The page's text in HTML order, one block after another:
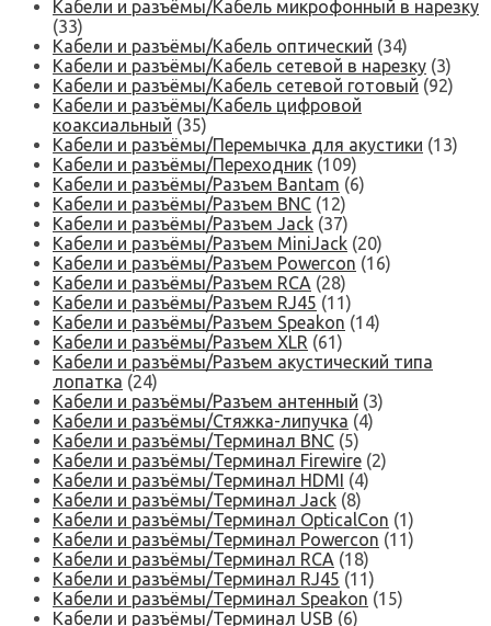
Кабели и разъёмы/Кабель микрофонный в нарезку
(33)
Кабели и разъёмы/Кабель оптический (34)
Кабели и разъёмы/Кабель сетевой в нарезку (3)
Кабели и разъёмы/Кабель сетевой готовый (92)
Кабели и разъёмы/Кабель цифровой
коаксиальный (35)
Кабели и разъёмы/Перемычка для акустики (13)
Кабели и разъёмы/Переходник (109)
Кабели и разъёмы/Разъем Bantam (6)
Кабели и разъёмы/Разъем BNC (12)
Кабели и разъёмы/Разъем Jack (37)
Кабели и разъёмы/Разъем MiniJack (20)
Кабели и разъёмы/Разъем Powercon (16)
Кабели и разъёмы/Разъем RCA (28)
Кабели и разъёмы/Разъем RJ45 (11)
Кабели и разъёмы/Разъем Speakon (14)
Кабели и разъёмы/Разъем XLR (61)
Кабели и разъёмы/Разъем акустический типа
лопатка (24)
Кабели и разъёмы/Разъем антенный (3)
Кабели и разъёмы/Стяжка-липучка (4)
Кабели и разъёмы/Терминал BNC (5)
Кабели и разъёмы/Терминал Firewire (2)
Кабели и разъёмы/Терминал HDMI (4)
Кабели и разъёмы/Терминал Jack (8)
Кабели и разъёмы/Терминал OpticalCon (1)
Кабели и разъёмы/Терминал Powercon (11)
Кабели и разъёмы/Терминал RCA (18)
Кабели и разъёмы/Терминал RJ45 (11)
Кабели и разъёмы/Терминал Speakon (15)
Кабели и разъёмы/Терминал USB (6)